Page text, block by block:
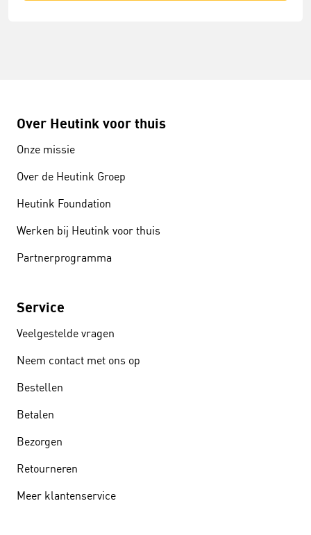
Over Heutink voor thuis
Onze missie
Over de Heutink Groep
Heutink Foundation
Werken bij Heutink voor thuis
Partnerprogramma
Service
Veelgestelde vragen
Neem contact met ons op
Bestellen
Betalen
Bezorgen
Retourneren
Meer klantenservice